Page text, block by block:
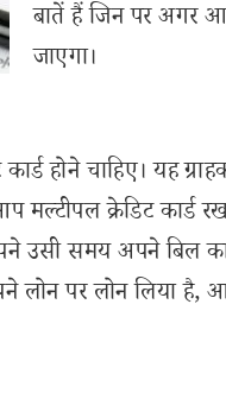
बातें हैं जिन पर अगर
जाएगा।
होने चाहिए। यह
मल्टीपल क्रेडिट
उसी समय अपने बिल
पर लोन लिया है,